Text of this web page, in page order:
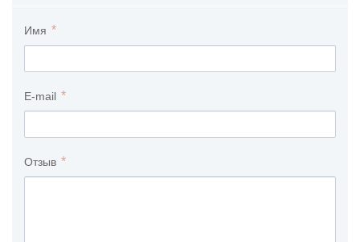
Имя
E-mail
Отзыв